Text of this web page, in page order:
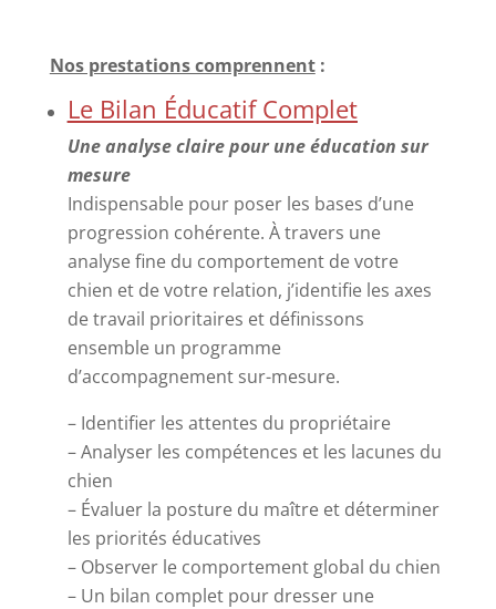
Nos prestations comprennent:
Le Bilan Éducatif Complet
Une analyse claire pour une éducation sur
mesure
Indispensable pour poser les bases d’une
progression cohérente. À travers une
analyse fine du comportement de votre
chien et de votre relation, j’identifie les axes
de travail prioritaires et définissons
ensemble un programme
d’accompagnement sur-mesure.
– Identifier les attentes du propriétaire
– Analyser les compétences et les lacunes du
chien
– Évaluer la posture du maître et déterminer
les priorités éducatives
– Observer le comportement global du chien
– Un bilan complet pour dresser une